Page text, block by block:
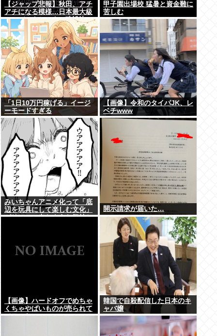
【ジャップ悲報】秋田、アチ
アチになる模様…日本最大級
のAIデータセンター建設決
定！整備費は2兆円！
甲子園出場校 猛暑と資金難に
苦しむ
「1日10万円稼げる」イージ
ーモードすぎる
【画像】令和のタイパJK、レ
ベチwww
みいちゃんアニメ化って「底
辺を玩具にして楽しむ文化」
がリアルに出たような気持ち
開示請求が届いた…
【画像】ハードオフでめちゃ
くちゃやばいものが売られて
てワロたwww
韓国で自殺配信した日本のキ
ャバ嬢